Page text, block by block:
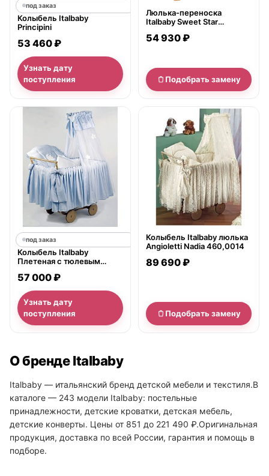
под заказ
Колыбель Italbaby
Principini
53 460 ₽
Узнать дату
поступления
Люлька-переноска
Italbaby Sweet Star
54 930 ₽
Подобрать замену
под заказ
Колыбель Italbaby
Плетеная с тюлевым
57 000 ₽
Узнать дату
поступления
нет в продаже
Колыбель Italbaby люлька
Angioletti Nadia 460,0014
89 690 ₽
Подобрать замену
О бренде Italbaby
Italbaby — итальянский бренд детской мебели и текстиля.В
каталоге — 243 модели Italbaby: постельные
принадлежности, детские кроватки, детская мебель,
детские конверты. Цены от 851 до 221 490 ₽.Оригинальная
продукция, доставка по всей России, гарантия и помощь в
подборе.